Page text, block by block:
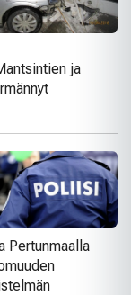
ja
Pertunmaalla